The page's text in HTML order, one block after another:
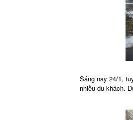
Sáng nay 24/1,
nhiều du khách.